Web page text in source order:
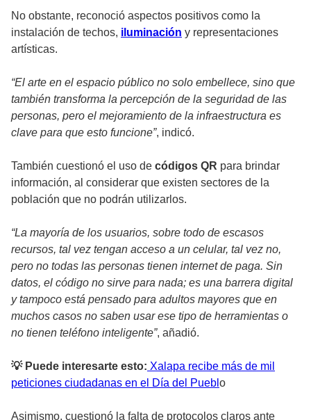
No obstante, reconoció aspectos positivos como la
instalación de techos, iluminación y representaciones
artísticas.
“El arte en el espacio público no solo embellece, sino que
también transforma la percepción de la seguridad de las
personas, pero el mejoramiento de la infraestructura es
clave para que esto funcione”, indicó.
También cuestionó el uso de códigos QR para brindar
información, al considerar que existen sectores de la
población que no podrán utilizarlos.
“La mayoría de los usuarios, sobre todo de escasos
recursos, tal vez tengan acceso a un celular, tal vez no,
pero no todas las personas tienen internet de paga. Sin
datos, el código no sirve para nada; es una barrera digital
y tampoco está pensado para adultos mayores que en
muchos casos no saben usar ese tipo de herramientas o
no tienen teléfono inteligente”, añadió.
💡 Puede interesarte esto: Xalapa recibe más de mil
peticiones ciudadanas en el Día del Puebl o
Asimismo, cuestionó la falta de protocolos claros ante